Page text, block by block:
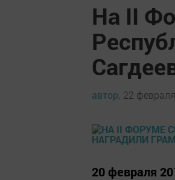
На II
автор, 22
20 февраля